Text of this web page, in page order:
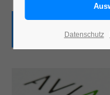
Datenschutz